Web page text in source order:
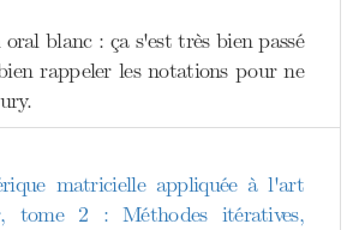
oral blanc : ça s'est très bien passé
rappeler les notations pour ne
matricielle appliquée à l'art
tome 2 : Méthodes itératives,